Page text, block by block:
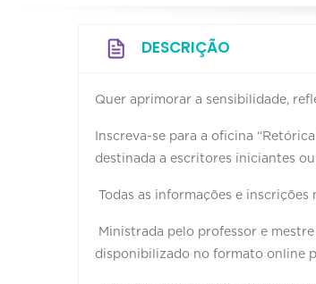
DESCRIÇÃO
Quer aprimorar a sensibilidade,
Inscreva-se para a oficina
destinada a escritores iniciantes
Todas as informações e inscrições
Ministrada pelo professor e
disponibilizado no formato online